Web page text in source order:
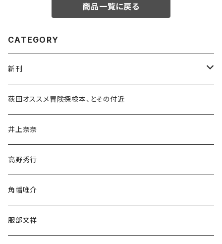
商品一覧に戻る
CATEGORY
新刊
和書
文学・小説・物語
随筆・ノンフィクション・その他
荻田オススメ冒険探検本、とその付近
井上奈奈
高野秀行
角幡唯介
服部文祥